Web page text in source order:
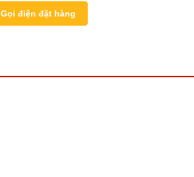
Gọi điện đặt hàng